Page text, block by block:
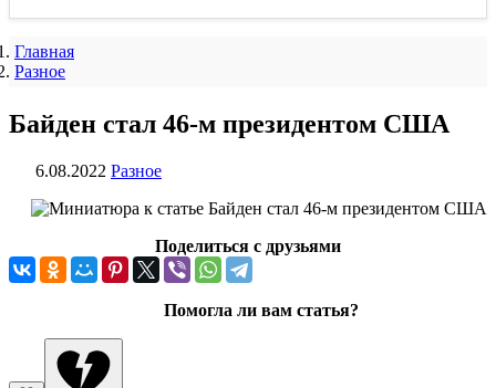
Главная
Разное
Байден стал 46-м президентом США
6.08.2022 Разное
Поделиться с друзьями
Помогла ли вам статья?